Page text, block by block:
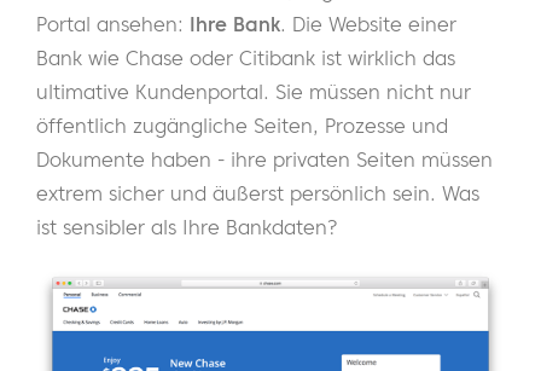
Portal ansehen: Ihre Bank. Die Website einer
Bank wie Chase oder Citibank ist wirklich das
ultimative Kundenportal. Sie müssen nicht nur
öffentlich zugängliche Seiten, Prozesse und
Dokumente haben - ihre privaten Seiten müssen
extrem sicher und äußerst persönlich sein. Was
ist sensibler als Ihre Bankdaten?